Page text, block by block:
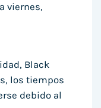
viernes,
Black
los tiempos
debido al